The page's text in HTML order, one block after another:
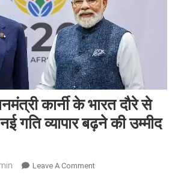
कार्नी के भारत दौरे से
गति व्यापार बढ़ने की उम्मीद
Leave A CommentOn